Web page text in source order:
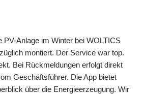
PV-Anlage im Winter bei WOLTICS
montiert. Der Service war top.
Bei Rückmeldungen erfolgt direkt
Geschäftsführer. Die App bietet
über die Energieerzeugung. Wir